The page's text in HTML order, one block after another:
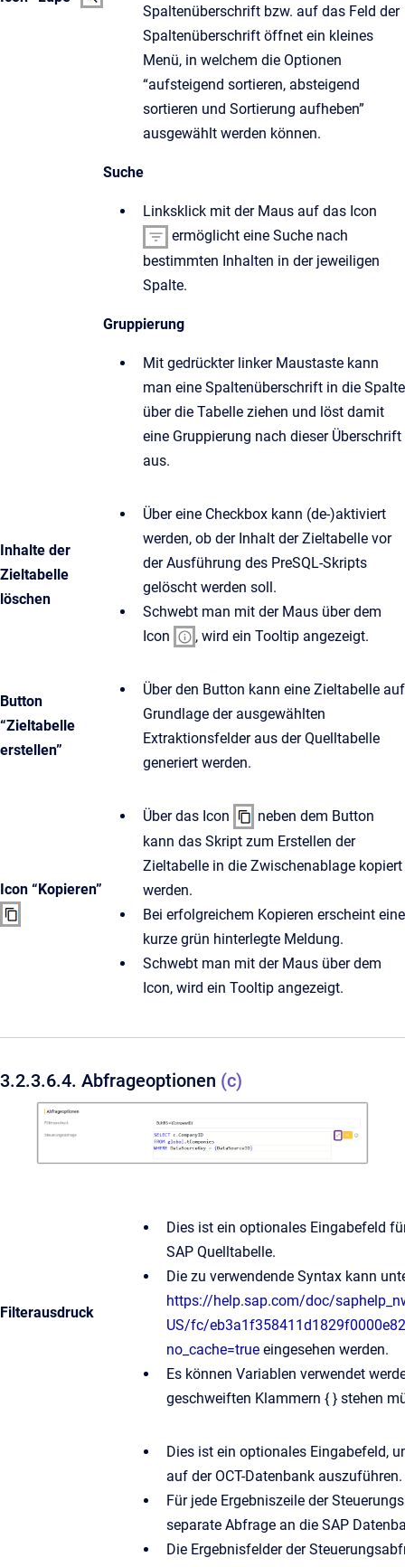
Spaltenüberschrift bzw. auf das Feld der
Spaltenüberschrift öffnet ein kleines
Menü, in welchem die Optionen
“aufsteigend sortieren, absteigend
sortieren und Sortierung aufheben”
ausgewählt werden können.
Suche
Linksklick mit der Maus auf das Icon
ermöglicht eine Suche nach
bestimmten Inhalten in der jeweiligen
Spalte.
Gruppierung
Mit gedrückter linker Maustaste kann
man eine Spaltenüberschrift in die Spalte
über die Tabelle ziehen und löst damit
eine Gruppierung nach dieser Überschrift
aus.
Inhalte der
Zieltabelle
löschen
Über eine Checkbox kann (de-)aktiviert
werden, ob der Inhalt der Zieltabelle vor
der Ausführung des PreSQL-Skripts
gelöscht werden soll.
Schwebt man mit der Maus über dem
Icon
, wird ein Tooltip angezeigt.
Button
“Zieltabelle
erstellen”
Über den Button kann eine Zieltabelle auf
Grundlage der ausgewählten
Extraktionsfelder aus der Quelltabelle
generiert werden.
Icon “Kopieren”
Über das Icon
neben dem Button
kann das Skript zum Erstellen der
Zieltabelle in die Zwischenablage kopiert
werden.
Bei erfolgreichem Kopieren erscheint eine
kurze grün hinterlegte Meldung.
Schwebt man mit der Maus über dem
Icon, wird ein Tooltip angezeigt.
3.2.3.6.4. Abfrageoptionen (c)
Filterausdruck
Dies ist ein optionales Eingabefeld
SAP Quelltabelle.
Die zu verwendende Syntax kann
https://help.sap.com/doc/
US/fc/
no_cache=true eingesehen werden.
Es können Variablen verwendet
geschweiften Klammern { } stehen
Dies ist ein optionales Eingabefeld,
auf der OCT-Datenbank auszuführen.
Für jede Ergebniszeile der
separate Abfrage an die SAP
Die Ergebnisfelder der